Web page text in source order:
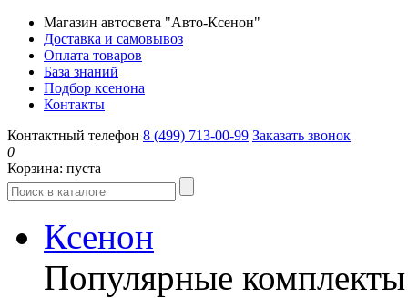
Магазин автосвета "Авто-Ксенон"
Доставка и самовывоз
Оплата товаров
База знаний
Подбор ксенона
Контакты
Контактный телефон 8 (499) 713-00-99 Заказать звонок
0
Корзина: пуста
Ксенон
Популярные комплекты